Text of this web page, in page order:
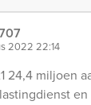
2022 22:14
24,4 miljoen
en